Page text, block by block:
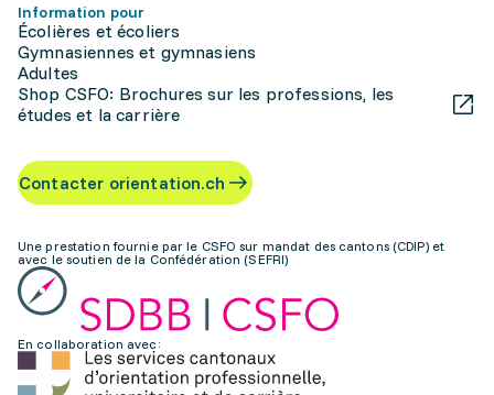
Information pour
Écolières et écoliers
Gymnasiennes et gymnasiens
Adultes
Shop CSFO: Brochures sur les professions, les
études et la carrière
Contacter orientation.ch
Une prestation fournie par le CSFO sur mandat des cantons (CDIP) et
avec le soutien de la Confédération (SEFRI)
En collaboration avec: